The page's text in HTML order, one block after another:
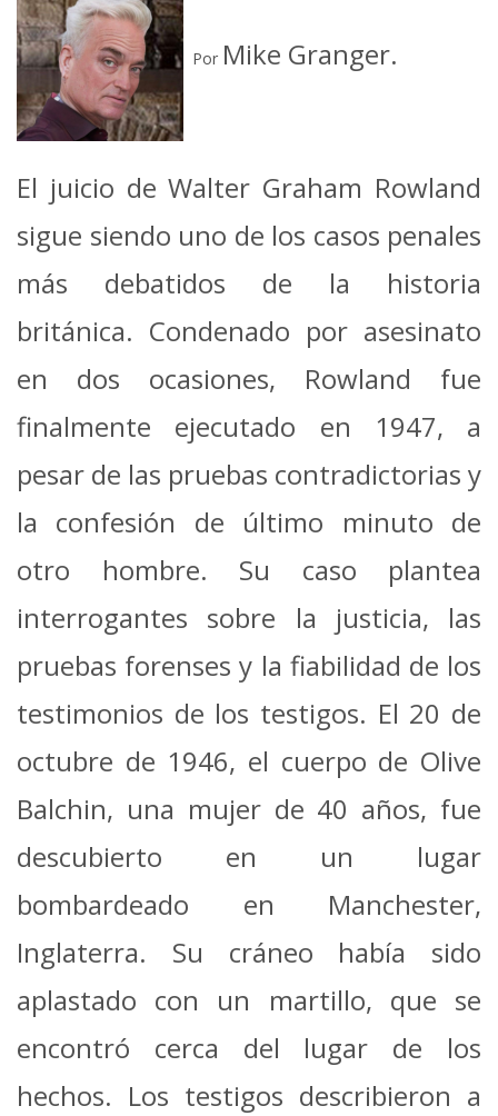
Por Mike Granger.
El juicio de Walter Graham Rowland
sigue siendo uno de los casos penales
más debatidos de la historia
británica. Condenado por asesinato
en dos ocasiones, Rowland fue
finalmente ejecutado en 1947, a
pesar de las pruebas contradictorias y
la confesión de último minuto de
otro hombre.
Su caso plantea
interrogantes sobre la justicia, las
pruebas forenses y la fiabilidad de los
testimonios de los testigos. El 20 de
octubre de 1946, el cuerpo de Olive
Balchin, una mujer de 40 años, fue
descubierto en un lugar
bombardeado en Manchester,
Inglaterra.
Su cráneo había sido
aplastado con un martillo, que se
encontró cerca del lugar de los
hechos. Los testigos describieron a